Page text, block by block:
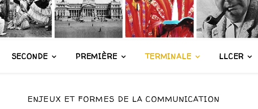
SECONDE PREMIÈRE TERMINALE LLCER
ENJEUX ET FORMES DE LA COMMUNICATION